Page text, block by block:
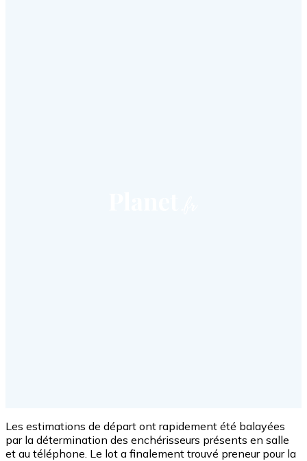
Les estimations de départ ont rapidement été balayées
par la détermination des enchérisseurs présents en salle
et au téléphone. Le lot a finalement trouvé preneur pour la